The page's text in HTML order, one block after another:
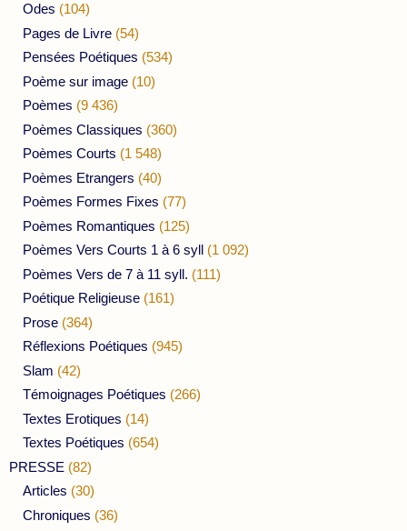
Odes (104)
Pages de Livre (54)
Pensées Poétiques (534)
Poème sur image (10)
Poèmes (9 436)
Poèmes Classiques (360)
Poèmes Courts (1 548)
Poèmes Etrangers (40)
Poèmes Formes Fixes (77)
Poèmes Romantiques (125)
Poèmes Vers Courts 1 à 6 syll (1 092)
Poèmes Vers de 7 à 11 syll. (111)
Poétique Religieuse (161)
Prose (364)
Réflexions Poétiques (945)
Slam (42)
Témoignages Poétiques (266)
Textes Erotiques (14)
Textes Poétiques (654)
PRESSE (82)
Articles (30)
Chroniques (36)